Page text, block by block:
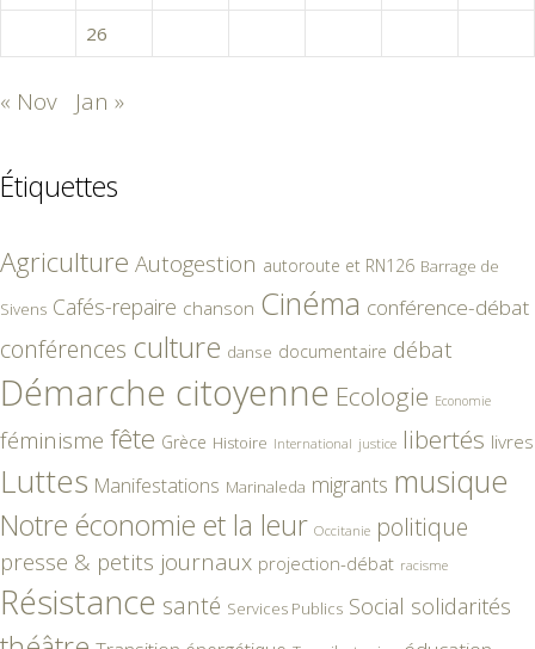
26
« Nov Jan »
Étiquettes
Agriculture Autogestion autoroute et RN126 Barrage de
Sivens Cafés-repaire chanson Cinéma conférence-débat
conférences culture danse documentaire débat
Démarche citoyenne Ecologie Economie
féminisme fête Grèce Histoire International justice libertés livres
Luttes Manifestations Marinaleda migrants musique
Notre économie et la leur Occitanie politique
presse & petits journaux projection-débat racisme
Résistance santé Services Publics Social solidarités